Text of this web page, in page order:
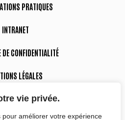
vie privée.
pour améliorer votre expérience
PRATIQUES
INTRANET
CONFIDENTIALITÉ
LÉGALES
D’ACCESSIBILITÉ